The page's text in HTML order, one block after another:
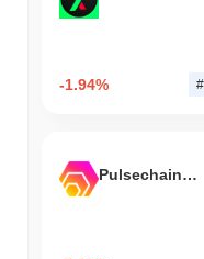
-1.94%
Pulsechain Bridged HEX (Pulsechain)